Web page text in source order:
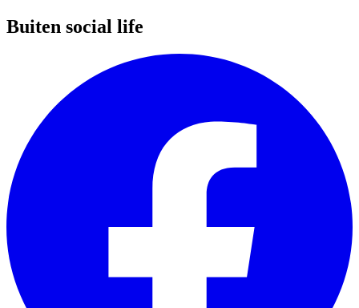
Buiten social life